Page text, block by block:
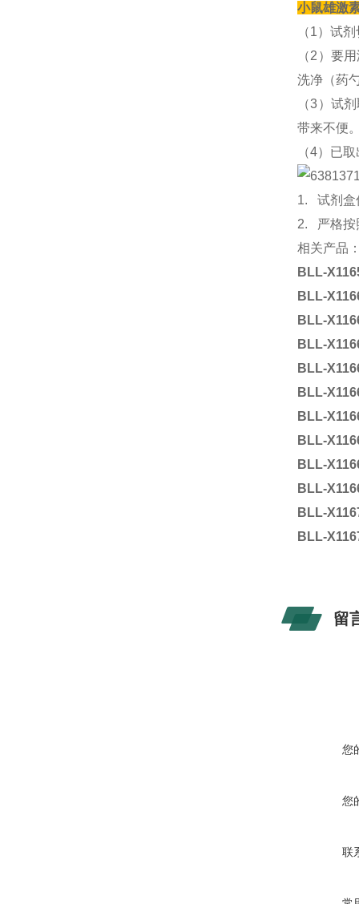
小鼠雄激
（1）试
（2）要
洗净（药
（3）试
带来不便
（4）已
1. 试剂盒
2. 严格按
相关产品
BLL-
BLL-
BLL-
BLL-
BLL-
BLL-
BLL-
BLL-
BLL-
BLL-
BLL-
BLL-
留
您
您
联